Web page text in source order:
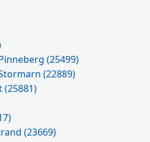
(25499)
(22889)
(25881)
(23669)